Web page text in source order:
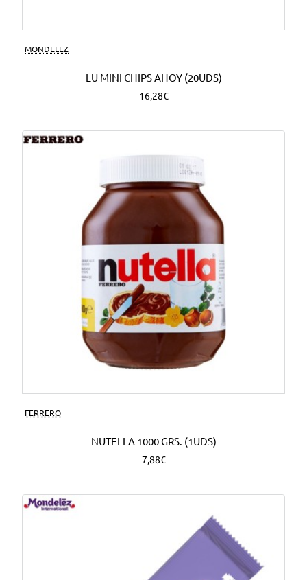
MONDELEZ
LU MINI CHIPS AHOY (20UDS)
16,28€
FERRERO
NUTELLA 1000 GRS. (1UDS)
7,88€